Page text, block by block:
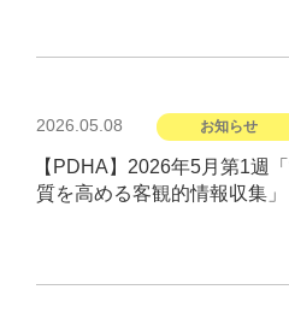
投
日:
2026.05.08 お知らせ
【PDHA】2026年5月第1週
質を高める客観的情報収集」